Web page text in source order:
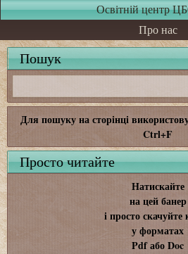
Освітній центр
Про нас
Пошук
Для пошуку на сторінці
Ctrl+F
Просто читайте
Натискайте
на цей банер
і просто скачуйте
у форматах
Pdf або Doc